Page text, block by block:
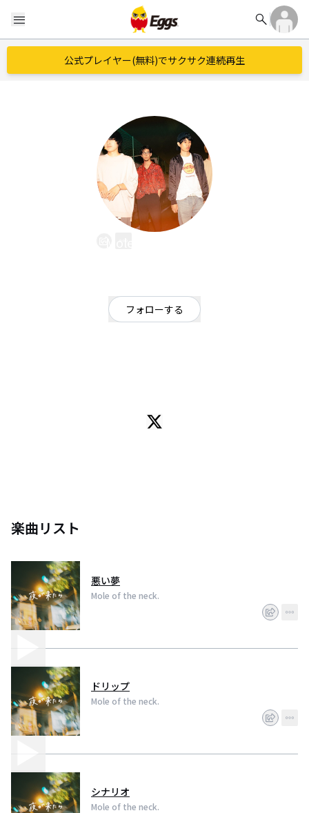
menu search
公式プレイヤー(無料)でサクサク連続再生
フォローする
楽曲リスト
悪い夢
Mole of the neck.
ドリップ
Mole of the neck.
シナリオ
Mole of the neck.